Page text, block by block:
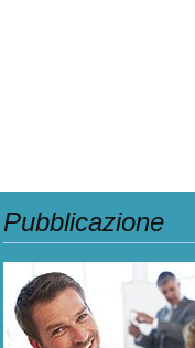
Pubblicazione